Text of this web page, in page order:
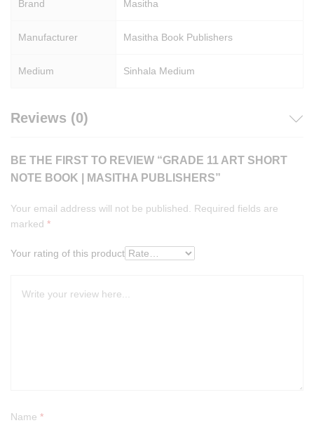
Brand Masitha
Manufacturer Masitha Book Publishers
Medium Sinhala Medium
Reviews (0)
BE THE FIRST TO REVIEW “GRADE 11 ART SHORT
NOTE BOOK | MASITHA PUBLISHERS”
Your email address will not be published.
Required fields are
marked *
Your rating of this product
Name *